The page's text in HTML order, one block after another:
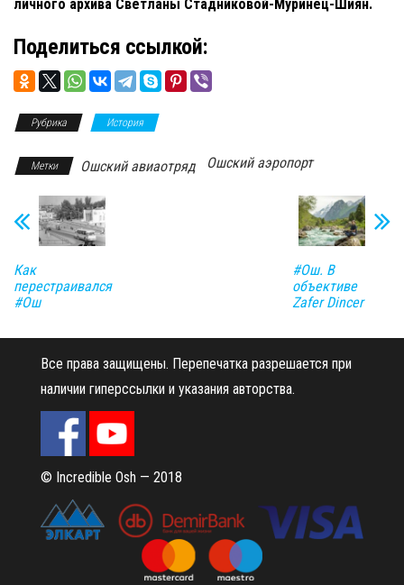
личного архива Светланы Стадниковой-Муринец-Шиян.
Поделиться ссылкой:
Рубрика История
Метки Ошский авиаотряд Ошский аэропорт
Как
перестраивался
#Ош
#Ош. В
объективе
Zafer Dincer
Все права защищены. Перепечатка разрешается при
наличии гиперссылки и указания авторства.
© Incredible Osh — 2018